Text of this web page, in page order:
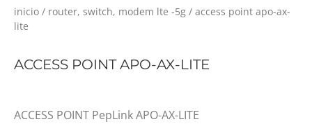
inicio / router, switch, modem lte -5g / access point apo-ax-
lite
ACCESS POINT APO-AX-LITE
ACCESS POINT PepLink APO-AX-LITE